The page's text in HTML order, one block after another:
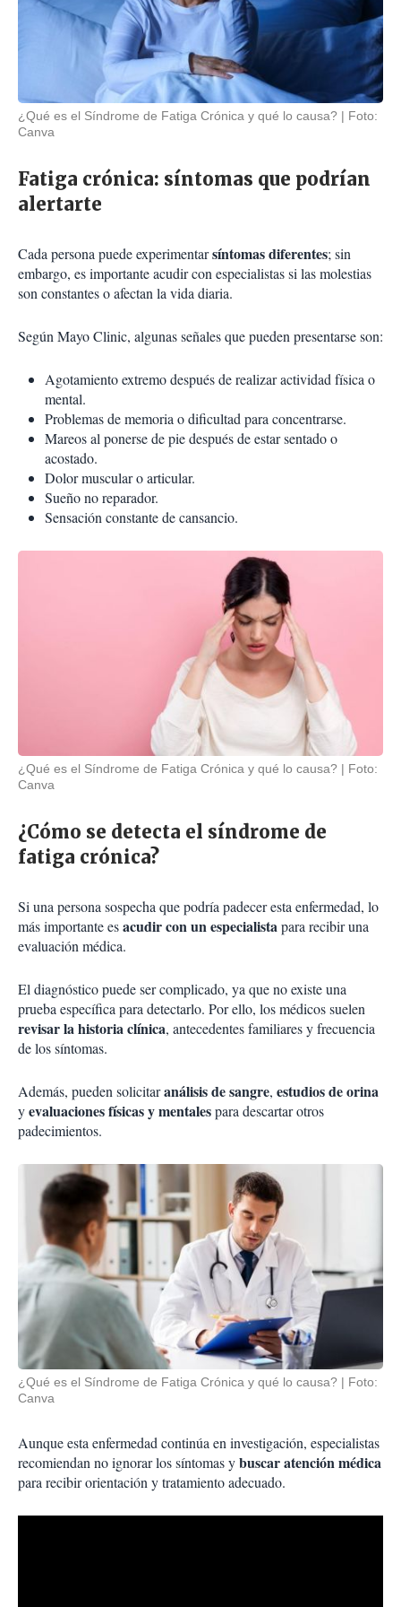
¿Qué es el Síndrome de Fatiga Crónica y qué lo causa?
Foto:
Canva
Fatiga crónica: síntomas que podrían
alertarte
Cada persona puede experimentarsíntomas diferentes; sin
embargo, es importante acudir con especialistas si las molestias
son constantes o afectan la vida diaria.
Según Mayo Clinic, algunas señales que pueden presentarse son:
Agotamiento extremo después de realizar actividad física o
mental.
Problemas de memoria o dificultad para concentrarse.
Mareos al ponerse de pie después de estar sentado o
acostado.
Dolor muscular o articular.
Sueño no reparador.
Sensación constante de cansancio.
¿Qué es el Síndrome de Fatiga Crónica y qué lo causa?
Foto:
Canva
¿Cómo se detecta el síndrome de
fatiga crónica?
Si una persona sospecha que podría padecer esta enfermedad, lo
más importante esacudir con un especialistapara recibir una
evaluación médica.
El diagnóstico puede ser complicado, ya que no existe una
prueba específica para detectarlo. Por ello, los médicos suelen
revisar la historia clínica, antecedentes familiares y frecuencia
de los síntomas.
Además, pueden solicitaranálisis de sangre, estudios de orina
yevaluaciones físicas y mentalespara descartar otros
padecimientos.
¿Qué es el Síndrome de Fatiga Crónica y qué lo causa?
Foto:
Canva
Aunque esta enfermedad continúa en investigación, especialistas
recomiendan no ignorar los síntomas ybuscar atención médica
para recibir orientación y tratamiento adecuado.